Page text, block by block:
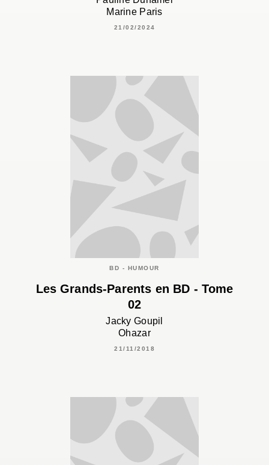
Marine Paris
21/02/2024
BD - HUMOUR
Les Grands-Parents en BD - Tome
02
Jacky Goupil
Ohazar
21/11/2018